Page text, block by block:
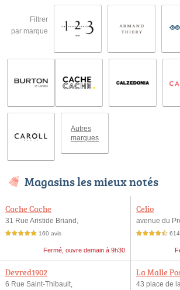
Filtrer
par marque
Autres
marques
Magasins les mieux notés
Cache Cache
31 Rue Aristide Briand,
5,0 étoiles sur 5 160 avis
Fermé, ouvre demain à 9h30
Celio
avenue du
4,5 étoiles sur 5
Devred1902
6 Rue Saint-Thibault,
La Malle
43 place de